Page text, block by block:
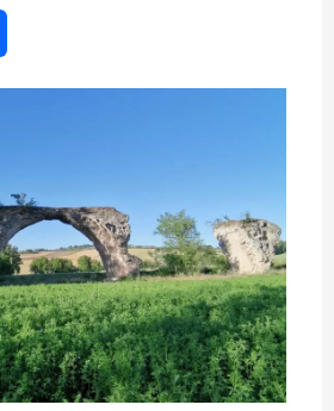
i
n
d
I
n
A
p
p
r
a
m
r